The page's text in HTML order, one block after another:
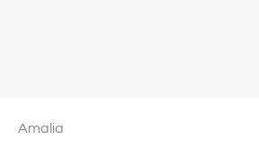
Amalia